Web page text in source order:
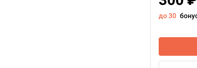
до 30